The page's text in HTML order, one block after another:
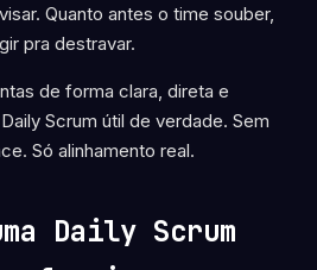
Quanto antes o time souber,
pra destravar.
de forma clara, direta e
Scrum útil de verdade. Sem
Só alinhamento real.
Daily Scrum